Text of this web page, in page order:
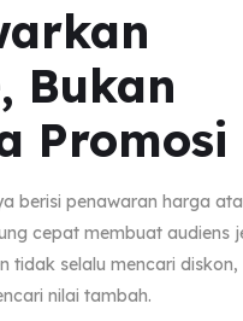
Bukan
Promosi
berisi penawaran harga
cepat membuat audiens
tidak selalu mencari diskon,
nilai tambah.